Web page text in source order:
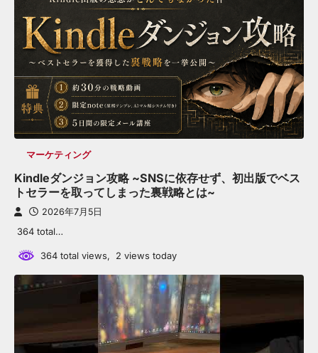
マーケティング
Kindleダンジョン攻略 ~SNSに依存せず、初出版でベス
トセラーを取ってしまった裏戦略とは~
2026年7月5日
364 total…
364 total views, 2 views today